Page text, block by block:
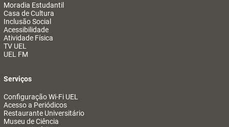
Moradia Estudantil
Casa de Cultura
Inclusão Social
Acessibilidade
Atividade Física
TV UEL
UEL FM
Serviços
Configuração Wi-Fi UEL
Acesso a Periódicos
Restaurante Universitário
Museu de Ciência